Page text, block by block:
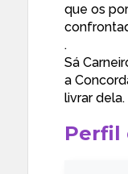
que os
.
Sá
a
livrar dela.
Perfil